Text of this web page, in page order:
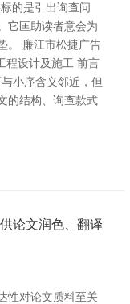
的是引出询查问
它匡助读者意会为
。 廉江市松捷广告
程设计及施工 前言
小序含义邻近，但
的结构、询查款式
论文润色、翻译
性对论文质料至关